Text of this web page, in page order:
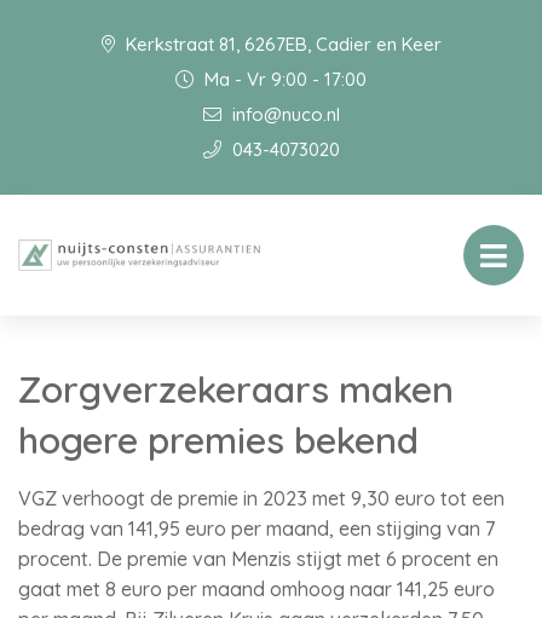
Kerkstraat 81, 6267EB, Cadier en Keer
Ma - Vr 9:00 - 17:00
info@nuco.nl
043-4073020
Zorgverzekeraars maken
hogere premies bekend
VGZ verhoogt de premie in 2023 met 9,30 euro tot een
bedrag van 141,95 euro per maand, een stijging van 7
procent. De premie van Menzis stijgt met 6 procent en
gaat met 8 euro per maand omhoog naar 141,25 euro